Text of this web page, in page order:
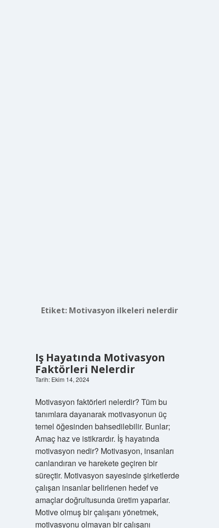
Etiket: Motivasyon ilkeleri nelerdir
Iş Hayatında Motivasyon
Faktörleri Nelerdir
Tarih: Ekim 14, 2024
Motivasyon faktörleri nelerdir? Tüm bu
tanımlara dayanarak motivasyonun üç
temel öğesinden bahsedilebilir. Bunlar;
Amaç haz ve istikrardır. İş hayatında
motivasyon nedir? Motivasyon, insanları
canlandıran ve harekete geçiren bir
süreçtir. Motivasyon sayesinde şirketlerde
çalışan insanlar belirlenen hedef ve
amaçlar doğrultusunda üretim yaparlar.
Motive olmuş bir çalışanı yönetmek,
motivasyonu olmayan bir çalışanı